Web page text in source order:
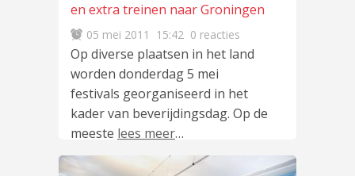
en extra treinen naar Groningen
05 mei 2011 15:42 0 reacties
Op diverse plaatsen in het land
worden donderdag 5 mei
festivals georganiseerd in het
kader van beverijdingsdag. Op de
meeste lees meer…